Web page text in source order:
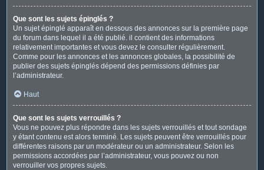
Que sont les sujets épinglés ?
Un sujet épinglé apparaît en dessous des annonces sur la première page
du forum dans lequel il a été publié. il contient des informations
relativement importantes et vous devez le consulter régulièrement.
Comme pour les annonces et les annonces globales, la possibilité de
publier des sujets épinglés dépend des permissions définies par
l’administrateur.
Haut
Que sont les sujets verrouillés ?
Vous ne pouvez plus répondre dans les sujets verrouillés et tout sondage
y étant contenu est alors terminé. Les sujets peuvent être verrouillés pour
différentes raisons par un modérateur ou un administrateur. Selon les
permissions accordées par l’administrateur, vous pouvez ou non
verrouiller vos propres sujets.